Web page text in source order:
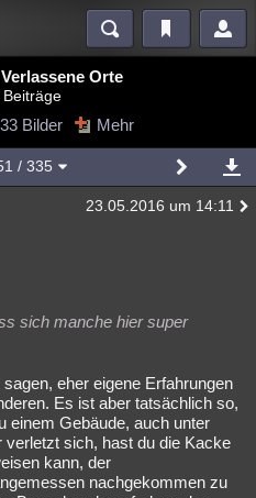
Videos
Mystery Kriminalfälle
Gaming Filme
Allmystery English
Orte
Bilder Mehr
/ 335
23.05.2016 um 14:11
sich manche hier super
eher eigene Erfahrungen
Es ist aber tatsächlich so,
einem Gebäude, auch unter
sich, hast du die Kacke
kann, der
nachgekommen zu